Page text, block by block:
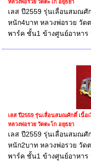
หลวงพ่อรวย วัดตะโก อยุธยา
เลส ปี2559 รุ่นเลื่อนสมณศั
หนัก4บาท หลวงพ่อรวย วัด
พาร์ค ชั้น1 ข้างศูนย์อาหาร
เลส ปี2559 รุ่นเลื่อนสมณศักดิ์ เนื้อ
หลวงพ่อรวย วัดตะโก อยุธยา
เลส ปี2559 รุ่นเลื่อนสมณศั
หนัก2บาท หลวงพ่อรวย วัด
พาร์ค ชั้น1 ข้างศูนย์อาหาร